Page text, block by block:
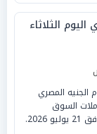
الثلاثاء
الجنيه المصري
السوق